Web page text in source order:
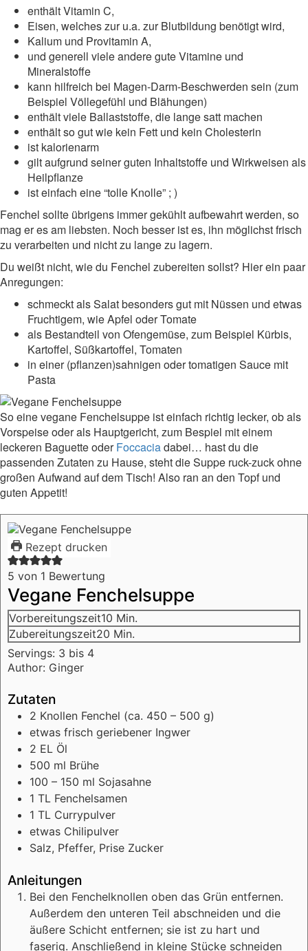
enthält Vitamin C,
Eisen, welches zur u.a. zur Blutbildung benötigt wird,
Kalium und Provitamin A,
und generell viele andere gute Vitamine und
Mineralstoffe
kann hilfreich bei Magen-Darm-Beschwerden sein (zum
Beispiel Völlegefühl und Blähungen)
enthält viele Ballaststoffe, die lange satt machen
enthält so gut wie kein Fett und kein Cholesterin
ist kalorienarm
gilt aufgrund seiner guten Inhaltstoffe und Wirkweisen als
Heilpflanze
ist einfach eine “tolle Knolle” ; )
Fenchel sollte übrigens immer gekühlt aufbewahrt werden, so
mag er es am liebsten. Noch besser ist es, ihn möglichst frisch
zu verarbeiten und nicht zu lange zu lagern.
Du weißt nicht, wie du Fenchel zubereiten sollst? Hier ein paar
Anregungen:
schmeckt als Salat besonders gut mit Nüssen und etwas
Fruchtigem, wie Apfel oder Tomate
als Bestandteil von Ofengemüse, zum Beispiel Kürbis,
Kartoffel, Süßkartoffel, Tomaten
in einer (pflanzen)sahnigen oder tomatigen Sauce mit
Pasta
So eine vegane Fenchelsuppe ist einfach richtig lecker, ob als
Vorspeise oder als Hauptgericht, zum Bespiel mit einem
leckeren Baguette oderFoccaciadabei… hast du die
passenden Zutaten zu Hause, steht die Suppe ruck-zuck ohne
großen Aufwand auf dem Tisch! Also ran an den Topf und
guten Appetit!
Rezept drucken
5 von 1 Bewertung
Vegane Fenchelsuppe
Vorbereitungszeit10 Minuten
Min.
Zubereitungszeit20 Minuten
Min.
Servings: 3 bis 4
Author: Ginger
Zutaten
2 Knollen Fenchel (ca. 450 – 500 g)
etwas frisch geriebener Ingwer
2 EL Öl
500 ml Brühe
100 – 150 ml Sojasahne
1 TL Fenchelsamen
1 TL Currypulver
etwas Chilipulver
Salz, Pfeffer, Prise Zucker
Anleitungen
Bei den Fenchelknollen oben das Grün entfernen.
Außerdem den unteren Teil abschneiden und die
äußere Schicht entfernen; sie ist zu hart und
faserig. Anschließend in kleine Stücke schneiden